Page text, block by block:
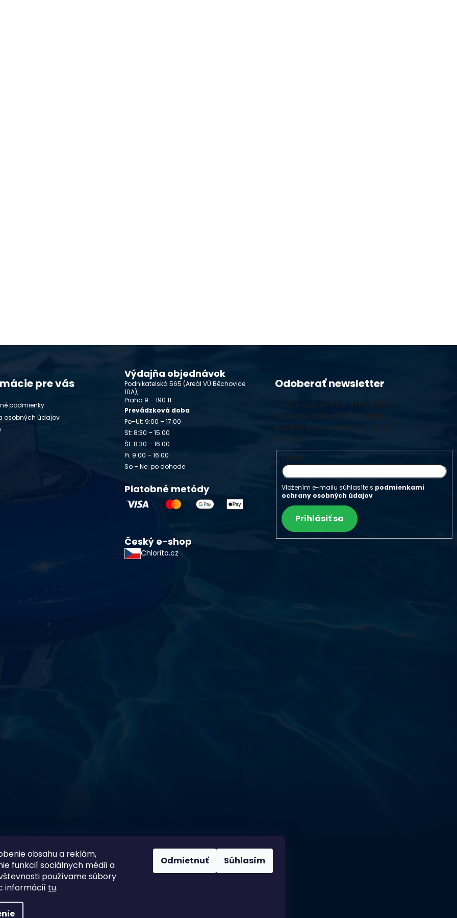
obsahu a reklám,
funkcií sociálnych médií a
používame súbory
informácií tu.
Odmietnuť Súhlasím
pre vás
podmienky
osobných údajov
Výdajňa objednávok
Podnikatelská 565 (Areál VÚ Běchovice
10A),
Praha 9 – 190 11
Prevádzková doba
Po–Ut: 9:00 – 17:00
St: 8:30 – 15:00
Št: 8:30 – 16:00
Pi: 9:00 – 16:00
So – Ne: po dohode
Platobné metódy
Český e-shop
Chlorito.cz
Odoberať newsletter
Vložte svoj e-mail a my Vám
budeme zasielať informácie o
nových produktoch na našom
e-shope.
Email
Vložením e-mailu súhlasíte s podmienkami
ochrany osobných údajov
Prihlásiť sa
o vodu a
vzdelaním v oblasti čistiarní odpadových
zdokonaľovaním v oblasti starostlivosti o vodu.
vlastnej výroby pre čistú a bezpečnú
na najlepších európskych surovinách a
najvyššiu kvalitu za ceny porovnateľné s
a bezpečnosťou. Presvedčte sa sami o kvalite
kontrolami a testami, a o ich nepochybnej
oázu čistoty s našimi produktmi – pretože voda